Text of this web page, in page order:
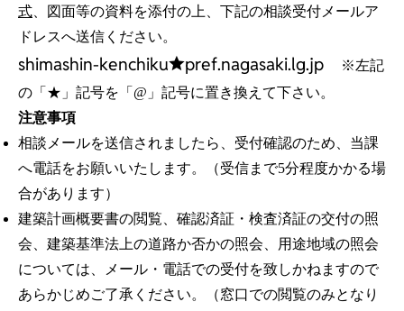
式 、図面等の資料を添付の上、下記の相談受付メールア
ドレスへ送信ください。
shimashin-kenchiku★pref.nagasaki.lg.jp
※左記
の「★」記号を「@」記号に置き換えて下さい。
注意事項
相談メールを送信されましたら、受付確認のため、当課
へ電話をお願いいたします。（受信まで5分程度かかる場
合があります）
建築計画概要書の閲覧、確認済証・検査済証の交付の照
会、建築基準法上の道路か否かの照会、用途地域の照会
については、メール・電話での受付を致しかねますので
あらかじめご了承ください。（窓口での閲覧のみとなり